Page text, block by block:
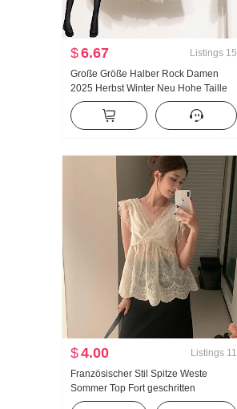
$6.67 Listings 15
Große Größe Halber Rock Damen
2025 Herbst Winter Neu Hohe Taille
Schlank A-Linien-Rock Mode Design
Gefühl Unregelmäßig Bleistiftrock
$4.00 Listings 11
Französischer Stil Spitze Weste
Sommer Top Fort geschritten
Minimalistisch Mode Weste Top